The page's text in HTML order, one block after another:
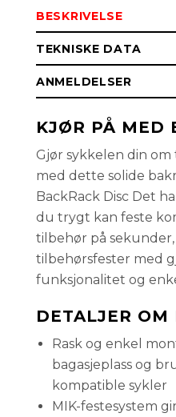
BESKRIVELSE
TEKNISKE DATA
ANMELDELSER
KJØR PÅ MED
Gjør sykkelen din om
med dette solide
BackRack Disc Det
du trygt kan feste
tilbehør på
tilbehørsfester med
funksjonalitet og
DETALJER OM
Rask og enkel
bagasjeplass og
kompatible sykler
MIK-festesystem